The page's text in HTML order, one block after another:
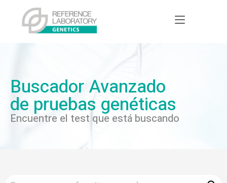
Buscador Avanzado
de pruebas genéticas
Encuentre el test que está buscando